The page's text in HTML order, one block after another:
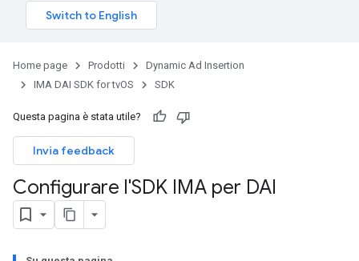
Home page Prodotti
Dynamic Ad Insertion
IMA DAI SDK for tvOS
SDK
Questa pagina è stata utile?
Invia feedback
Configurare l'SDK IMA per DAI